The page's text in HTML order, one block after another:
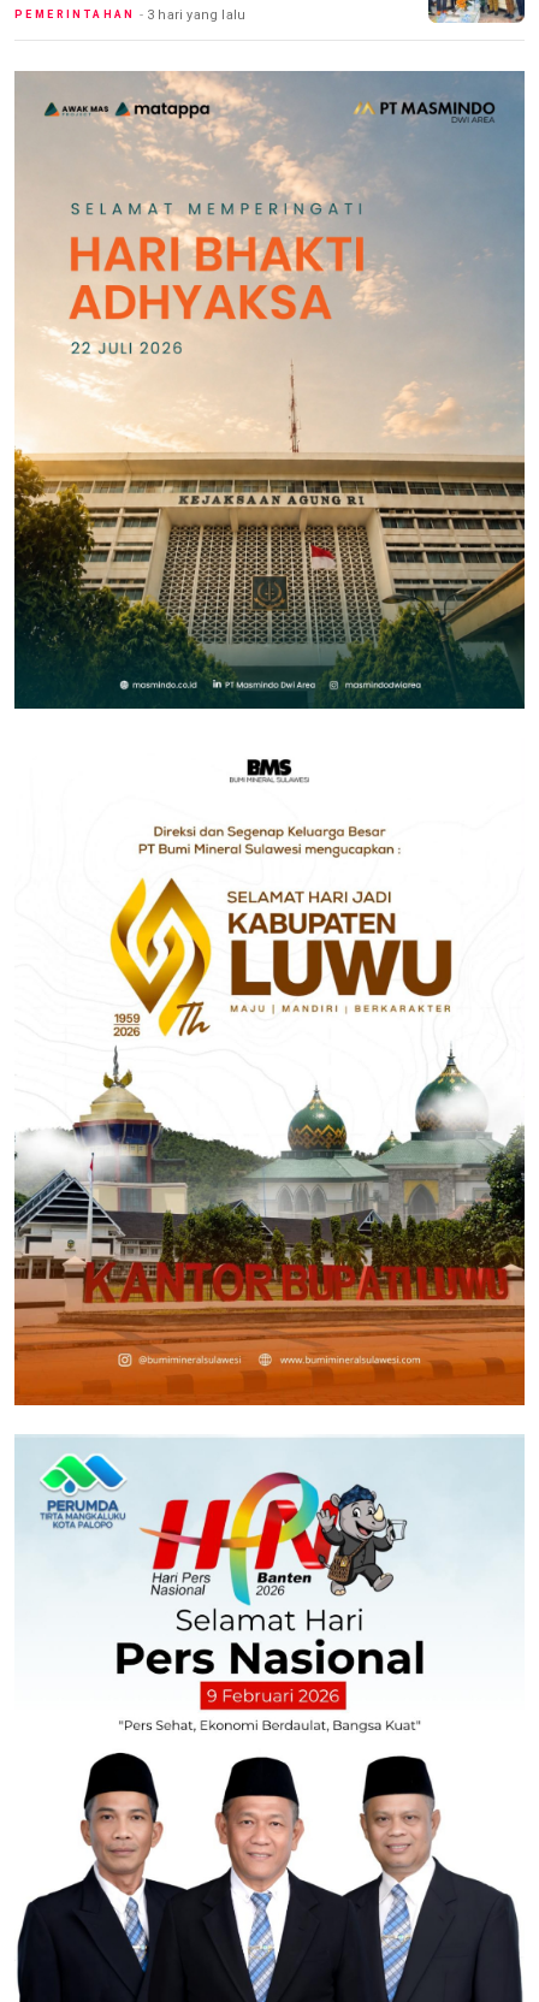
PEMERINTAHAN 3 hari yang lalu